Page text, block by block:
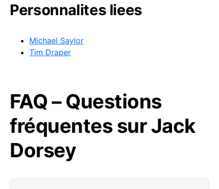
Personnalites liees
Michael Saylor
Tim Draper
FAQ – Questions
fréquentes sur Jack
Dorsey